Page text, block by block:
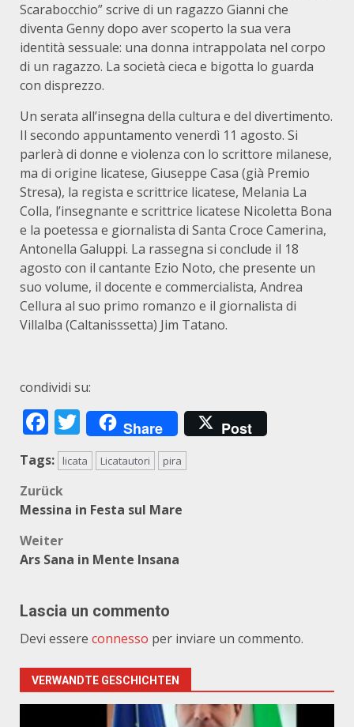
Scarabocchio” scrive di un ragazzo Gianni che
diventa Genny dopo aver scoperto la sua vera
identità sessuale: una donna intrappolata nel corpo
di un ragazzo. La società cieca e bigotta lo guarda
con disprezzo.
Un serata all’insegna della cultura e del divertimento.
Il secondo appuntamento venerdì 11 agosto. Si
parlerà di donne e violenza con lo scrittore milanese,
ma di origine licatese, Giuseppe Casa (già Premio
Stresa), la regista e scrittrice licatese, Melania La
Colla, l’insegnante e scrittrice licatese Nicoletta Bona
e la poetessa e giornalista di Santa Croce Camerina,
Antonella Galuppi. La rassegna si conclude il 18
agosto con il cantante Ezio Noto, che presente un
suo volume, il docente e commercialista, Andrea
Cellura al suo primo romanzo e il giornalista di
Villalba (Caltanisssetta) Jim Tatano.
condividi su:
Facebook
Twitter
Share Post
Tags: licata Licatautori pira
Beitragsnavigation
Zurück
Messina in Festa sul Mare
Weiter
Ars Sana in Mente Insana
Lascia un commento
Devi essere connesso per inviare un commento.
VERWANDTE GESCHICHTEN